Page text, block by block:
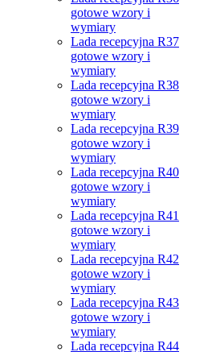
gotowe wzory i
wymiary
Lada recepcyjna R37
gotowe wzory i
wymiary
Lada recepcyjna R38
gotowe wzory i
wymiary
Lada recepcyjna R39
gotowe wzory i
wymiary
Lada recepcyjna R40
gotowe wzory i
wymiary
Lada recepcyjna R41
gotowe wzory i
wymiary
Lada recepcyjna R42
gotowe wzory i
wymiary
Lada recepcyjna R43
gotowe wzory i
wymiary
Lada recepcyjna R44